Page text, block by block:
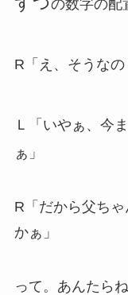
の数字の配
R「え、そうな
Ｌ「いやぁ、今
ぁ」
R「だから父ち
かぁ」
って。あんたら